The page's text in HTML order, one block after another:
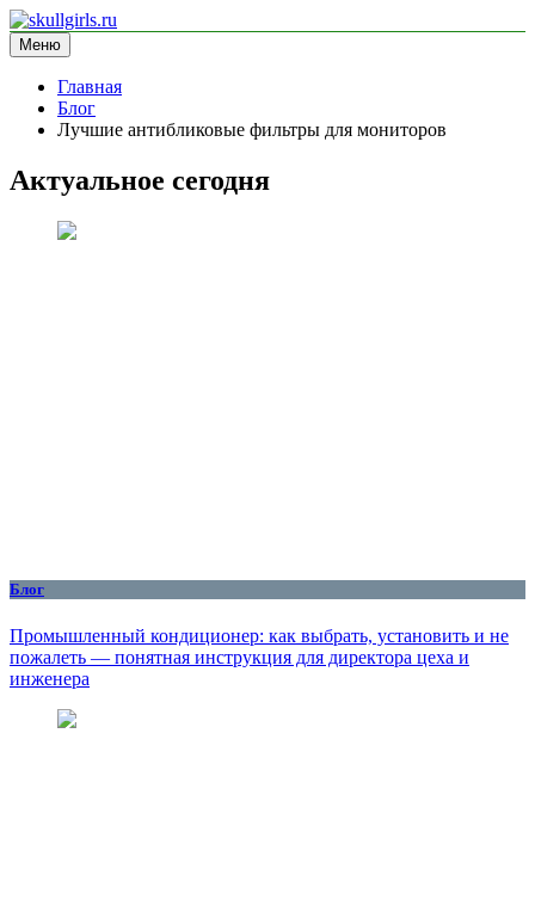
Перейти
к
содержимому
skullgirls.ru
информационный сайт
Меню
Главная
Блог
Лучшие антибликовые фильтры для мониторов
Актуальное сегодня
Блог
Промышленный кондиционер: как выбрать, установить и не
пожалеть — понятная инструкция для директора цеха и
инженера